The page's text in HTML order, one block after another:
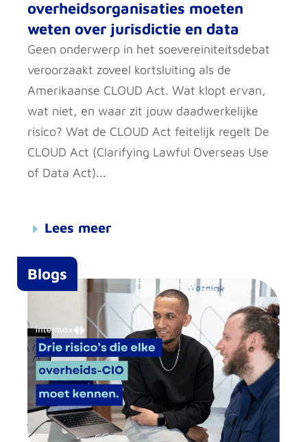
overheidsorganisaties moeten
weten over jurisdictie en data
Geen onderwerp in het soevereiniteitsdebat
veroorzaakt zoveel kortsluiting als de
Amerikaanse CLOUD Act. Wat klopt ervan,
wat niet, en waar zit jouw daadwerkelijke
risico? Wat de CLOUD Act feitelijk regelt De
CLOUD Act (Clarifying Lawful Overseas Use
of Data Act)...
Lees meer
Blogs